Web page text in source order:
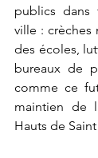
publics
ville : crèches
des écoles,
bureaux de
comme ce
maintien de
Hauts de